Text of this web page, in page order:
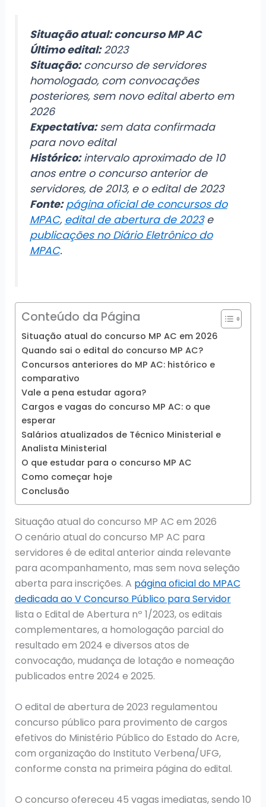
Situação atual: concurso MP AC
Último edital:2023
Situação:concurso de servidores
homologado, com convocações
posteriores, sem novo edital aberto em
2026
Expectativa:sem data confirmada
para novo edital
Histórico:intervalo aproximado de 10
anos entre o concurso anterior de
servidores, de 2013, e o edital de 2023
Fonte: página oficial de concursos do
MPAC, edital de abertura de 2023e
publicações no Diário Eletrônico do
MPAC.
Conteúdo da Página
Situação atual do concurso MP AC em 2026
Quando sai o edital do concurso MP AC?
Concursos anteriores do MP AC: histórico e
comparativo
Vale a pena estudar agora?
Cargos e vagas do concurso MP AC: o que
esperar
Salários atualizados de Técnico Ministerial e
Analista Ministerial
O que estudar para o concurso MP AC
Como começar hoje
Conclusão
Situação atual do concurso MP AC em 2026
O cenário atual do concurso MP AC para
servidores é de edital anterior ainda relevante
para acompanhamento, mas sem nova seleção
aberta para inscrições. A página oficial do MPAC
dedicada ao V Concurso Público para Servidor
lista o Edital de Abertura nº 1/2023, os editais
complementares, a homologação parcial do
resultado em 2024 e diversos atos de
convocação, mudança de lotação e nomeação
publicados entre 2024 e 2025.
O edital de abertura de 2023 regulamentou
concurso público para provimento de cargos
efetivos do Ministério Público do Estado do Acre,
com organização do Instituto Verbena/UFG,
conforme consta na primeira página do edital.
O concurso ofereceu 45 vagas imediatas, sendo 10